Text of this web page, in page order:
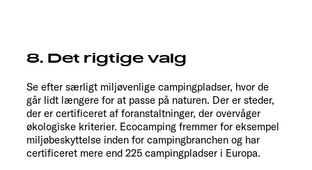
8. Det rigtige valg
Se efter særligt miljøvenlige campingpladser, hvor de
går lidt længere for at passe på naturen. Der er steder,
der er certificeret af foranstaltninger, der overvåger
økologiske kriterier. Ecocamping fremmer for eksempel
miljøbeskyttelse inden for campingbranchen og har
certificeret mere end 225 campingpladser i Europa.